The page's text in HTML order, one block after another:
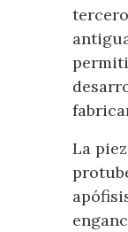
La